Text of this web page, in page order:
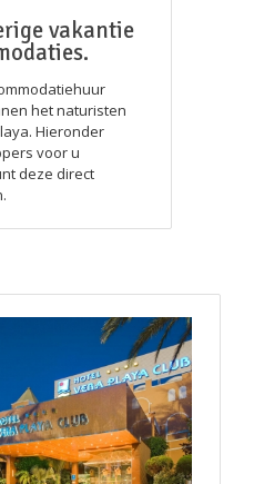
vakantie
het naturisten
Hieronder
voor u
deze direct